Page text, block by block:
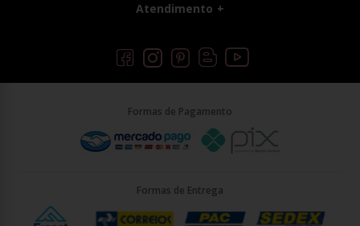
Atendimento
Formas de Pagamento
Formas de Entrega